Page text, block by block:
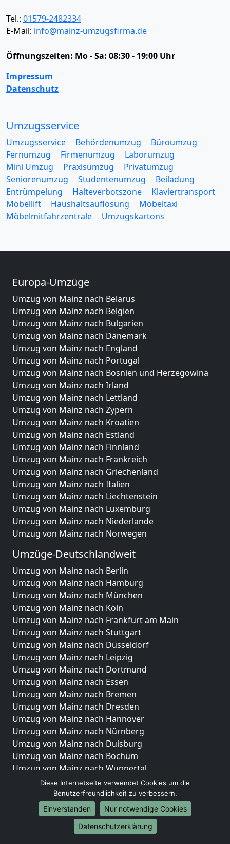
Tel.: 01579-2482334
E-Mail: info@mainz-umzugsfirma.de
Öffnungszeiten: Mo - Sa: 08:30 - 19:00 Uhr
Impressum
Datenschutz
Umzugsservice
Umzugsservice Behördenumzug
Büroumzug
Fernumzug
Firmenumzug
Laborumzug
Mini Umzug
Praxisumzug
Privatumzug
Seniorenumzug
Studentenumzug
Beiladung
Entrümpelung
Halteverbotszone
Klaviertransport
Möbellift
Haushaltsauflösung
Möbeltaxi
Möbelmitfahrzentrale
Umzugskartons
Europa-Umzüge
Umzug von Mainz nach Belarus
Umzug von Mainz nach Belgien
Umzug von Mainz nach Bulgarien
Umzug von Mainz nach Dänemark
Umzug von Mainz nach England
Umzug von Mainz nach Portugal
Umzug von Mainz nach Bosnien und Herzegowina
Umzug von Mainz nach Irland
Umzug von Mainz nach Lettland
Umzug von Mainz nach Zypern
Umzug von Mainz nach Kroatien
Umzug von Mainz nach Estland
Umzug von Mainz nach Finnland
Umzug von Mainz nach Frankreich
Umzug von Mainz nach Griechenland
Umzug von Mainz nach Italien
Umzug von Mainz nach Liechtenstein
Umzug von Mainz nach Luxemburg
Umzug von Mainz nach Niederlande
Umzug von Mainz nach Norwegen
Umzüge-Deutschlandweit
Umzug von Mainz nach Berlin
Umzug von Mainz nach Hamburg
Umzug von Mainz nach München
Umzug von Mainz nach Köln
Umzug von Mainz nach Frankfurt am Main
Umzug von Mainz nach Stuttgart
Umzug von Mainz nach Düsseldorf
Umzug von Mainz nach Leipzig
Umzug von Mainz nach Dortmund
Umzug von Mainz nach Essen
Umzug von Mainz nach Bremen
Umzug von Mainz nach Dresden
Umzug von Mainz nach Hannover
Umzug von Mainz nach Nürnberg
Umzug von Mainz nach Duisburg
Umzug von Mainz nach Bochum
Umzug von Mainz nach Wuppertal
Umzug von Mainz nach Bielefeld
Umzug von Mainz nach Bonn
Umzug von Mainz nach Münster
Internationale-Umzüge
Diese Internetseite verwendet Cookies um die
Benutzerfreundlichkeit zu verbessern.
Einverstanden
Nur notwendige Cookies
Datenschutzerklärung